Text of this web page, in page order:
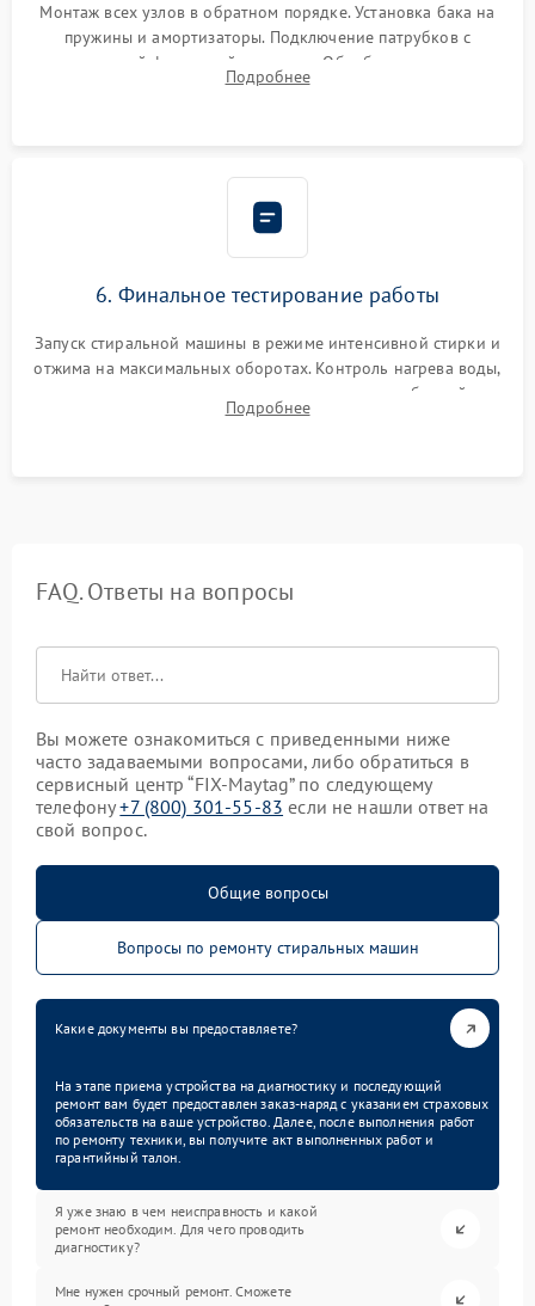
Монтаж всех узлов в обратном порядке. Установка бака на
пружины и амортизаторы. Подключение патрубков с
надежной фиксацией хомутами. Обработка стыков
герметиком для предотвращения возможных протечек воды.
Подробнее
6. Финальное тестирование работы
Запуск стиральной машины в режиме интенсивной стирки и
отжима на максимальных оборотах. Контроль нагрева воды,
корректности слива, отсутствия излишних вибраций,
посторонних стуков и протечек под корпусом.
Подробнее
FAQ. Ответы на вопросы
Вы можете ознакомиться с приведенными ниже
часто задаваемыми вопросами, либо обратиться в
сервисный центр “FIX-Maytag” по следующему
телефону+7 (800) 301-55-83 если не нашли ответ на
свой вопрос.
Общие вопросы
Вопросы по ремонту стиральных машин
Какие документы вы предоставляете?
На этапе приема устройства на диагностику и последующий
ремонт вам будет предоставлен заказ-наряд с указанием страховых
обязательств на ваше устройство. Далее, после выполнения работ
по ремонту техники, вы получите акт выполненных работ и
гарантийный талон.
Я уже знаю в чем неисправность и какой
ремонт необходим. Для чего проводить
диагностику?
Мне нужен срочный ремонт. Сможете